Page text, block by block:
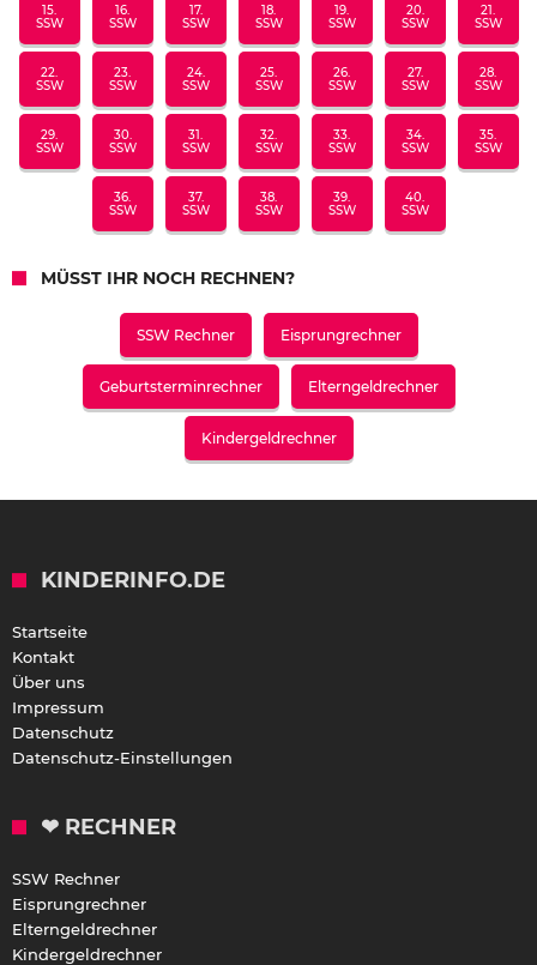
15.
SSW
16.
SSW
17.
SSW
18.
SSW
19.
SSW
20.
SSW
21.
SSW
22.
SSW
23.
SSW
24.
SSW
25.
SSW
26.
SSW
27.
SSW
28.
SSW
29.
SSW
30.
SSW
31.
SSW
32.
SSW
33.
SSW
34.
SSW
35.
SSW
36.
SSW
37.
SSW
38.
SSW
39.
SSW
40.
SSW
MÜSST IHR NOCH RECHNEN?
SSW Rechner Eisprungrechner
Geburtsterminrechner Elterngeldrechner
Kindergeldrechner
KINDERINFO.DE
Startseite
Kontakt
Über uns
Impressum
Datenschutz
Datenschutz-Einstellungen
❤ RECHNER
SSW Rechner
Eisprungrechner
Elterngeldrechner
Kindergeldrechner